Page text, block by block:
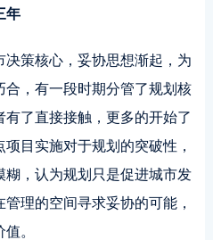
年
决策核心，妥协思想渐起，为
，有一段时期分管了规划核
了直接接触，更多的开始了
目实施对于规划的突破性，
糊，认为规划只是促进城市发
理的空间寻求妥协的可能，
。